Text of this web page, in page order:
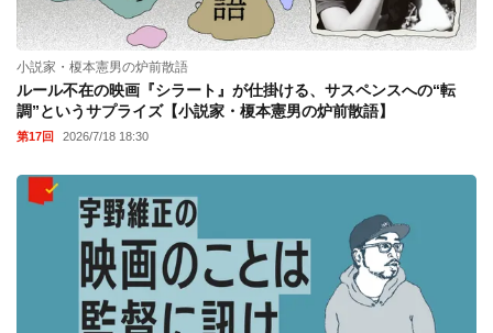
小説家・榎本憲男の炉前散語
ルール不在の映画『シラート』が仕掛ける、サスペンスへの“転
調”というサプライズ【小説家・榎本憲男の炉前散語】
第17回 2026/7/18 18:30